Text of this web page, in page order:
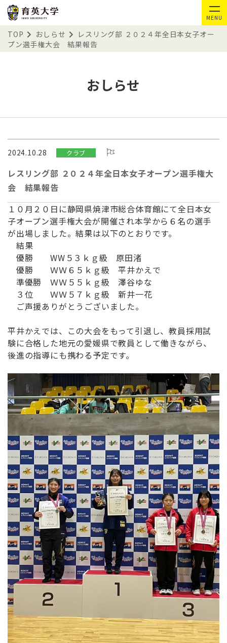
MENU
TOP おしらせ
レスリング部 ２０２４年全日本女子オー
プン選手権大会 結果報告
おしらせ
2024.10.28 クラブ
レスリング部 ２０２４年全日本女子オープン選手権大
会 結果報告
１０月２０日に静岡県焼津市総合体育館にて全日本女
子オープン選手権大会が開催され本学から６名の選手
が出場しました。結果は以下のとおりです。
結果
優勝 WW５３ｋｇ級 原田渚
優勝 ＷＷ６５ｋｇ級 平井かえで
準優勝 ＷＷ５５ｋｇ級 澤谷ゆな
３位 ＷＷ５７ｋｇ級 新井一花
ご声援ありがとうございました。
平井かえでは、この大会をもって引退し、教員採用試
験に合格した地元の愛媛県で教員として働きながら、
後進の指導にも携わる予定です。